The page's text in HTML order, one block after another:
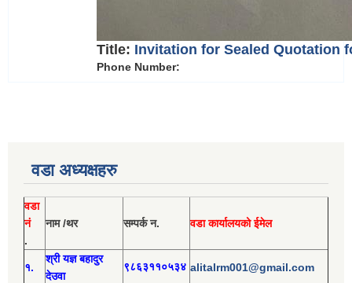
Title: Invitation for Sealed Quotation
Phone Number:
वडा अध्यक्षहरु
वडा
नं
.
नाम /थर सम्पर्क न. वडा कार्यालयको ईमेल
१.
श्री यज्ञ बहादुर
देउवा
९८६३११०५३४ alitalrm001@gmail.com